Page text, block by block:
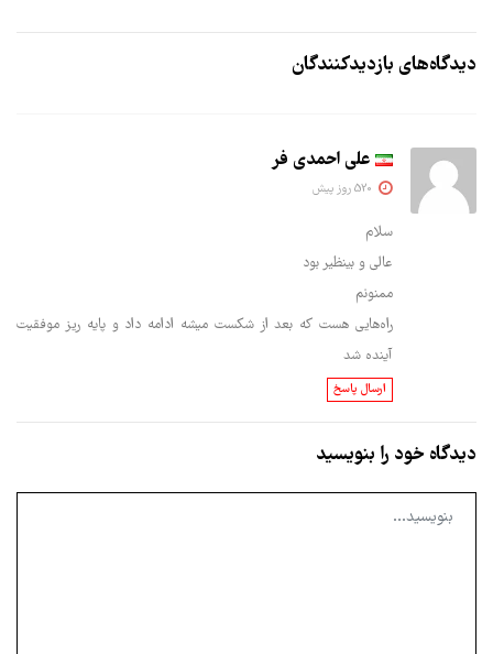
دیدگاه‌های بازدیدکنندگان
علی احمدی فر
سلام
عالی و بینظیر بود
ممنونم
راه‌هایی هست که بعد از شکست میشه ادامه داد و پایه ریز موفقیت
آینده شد
ارسال پاسخ
دیدگاه خود را بنویسید